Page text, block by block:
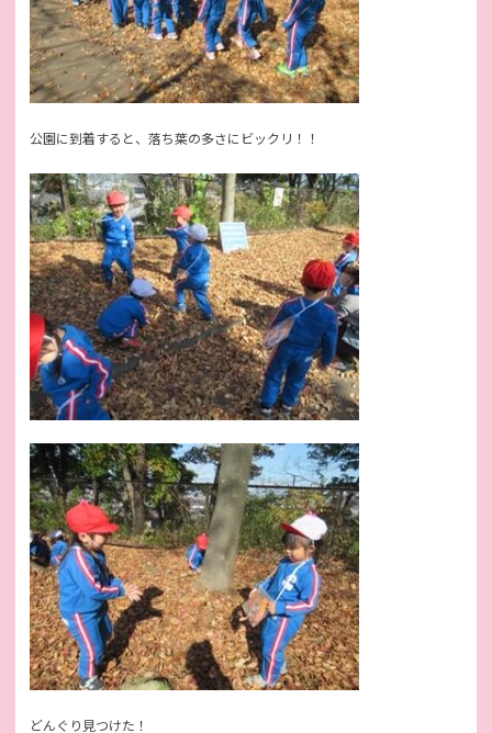
公園に到着すると、落ち葉の多さにビックリ！！
どんぐり見つけた！